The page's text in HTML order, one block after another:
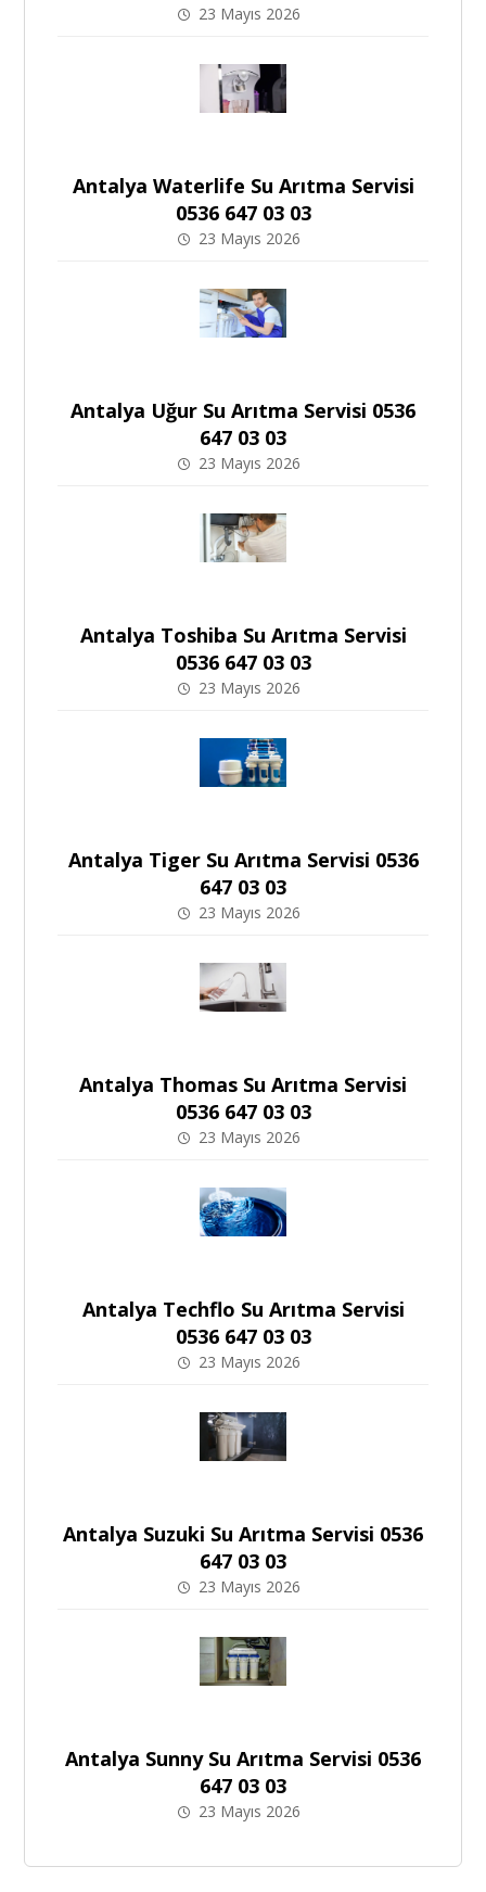
23 Mayıs 2026
Antalya Waterlife Su Arıtma Servisi
0536 647 03 03
23 Mayıs 2026
Antalya Uğur Su Arıtma Servisi 0536
647 03 03
23 Mayıs 2026
Antalya Toshiba Su Arıtma Servisi
0536 647 03 03
23 Mayıs 2026
Antalya Tiger Su Arıtma Servisi 0536
647 03 03
23 Mayıs 2026
Antalya Thomas Su Arıtma Servisi
0536 647 03 03
23 Mayıs 2026
Antalya Techflo Su Arıtma Servisi
0536 647 03 03
23 Mayıs 2026
Antalya Suzuki Su Arıtma Servisi 0536
647 03 03
23 Mayıs 2026
Antalya Sunny Su Arıtma Servisi 0536
647 03 03
23 Mayıs 2026